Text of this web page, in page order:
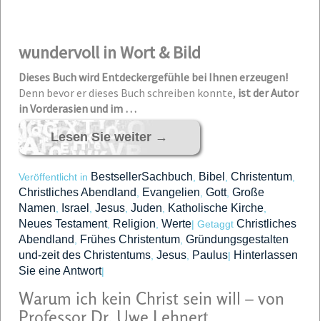
wundervoll in Wort & Bild
Dieses Buch wird Entdeckergefühle bei Ihnen erzeugen!
Denn bevor er dieses Buch schreiben konnte, ist der Autor
in Vorderasien und im …
Lesen Sie weiter →
Veröffentlicht in BestsellerSachbuch Bibel Christentum
Christliches Abendland Evangelien Gott, Große
Namen
Israel Jesus Juden Katholische Kirche
Neues Testament, Religion Werte| Getaggt Christliches
Abendland
Frühes Christentum Gründungsgestalten
und-zeit des Christentums Jesus Paulus| Hinterlassen
Sie eine Antwort|
Warum ich kein Christ sein will – von